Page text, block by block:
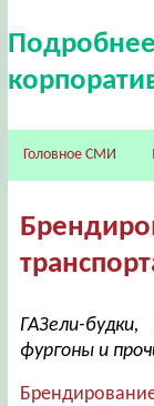
Головное СМИ
ГАЗели-
фургоны и